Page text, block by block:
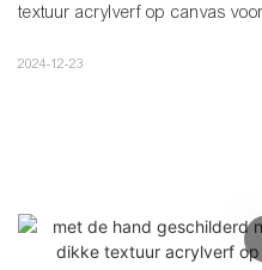
textuur acrylverf op canvas
2024-12-23